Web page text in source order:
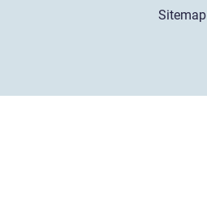
Sitemap